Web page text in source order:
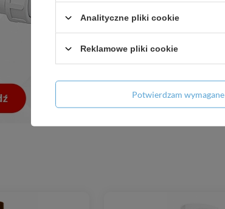
AlphaHeat
Analityczne pliki cookie
Reklamowe pliki cookie
Potwierdzam wymagane